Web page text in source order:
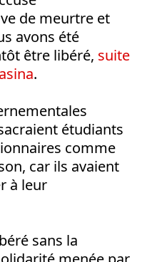
de meurtre et
avons été
être libéré, suite
.
étudiants
comme
car ils avaient
à leur
sans la